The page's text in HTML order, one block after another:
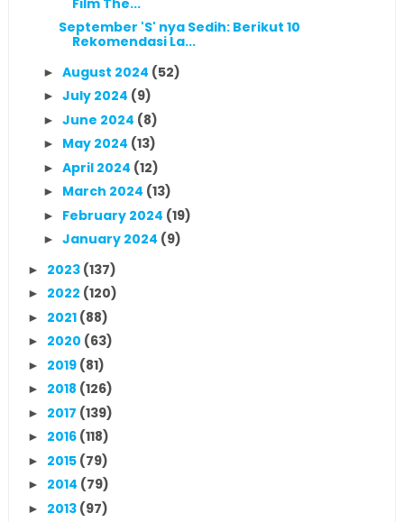
September 'S' nya Sedih: Berikut 10
Rekomendasi La...
► August 2024 (52)
► July 2024 (9)
► June 2024 (8)
► May 2024 (13)
► April 2024 (12)
► March 2024 (13)
► February 2024 (19)
► January 2024 (9)
► 2023 (137)
► 2022 (120)
► 2021 (88)
► 2020 (63)
► 2019 (81)
► 2018 (126)
► 2017 (139)
► 2016 (118)
► 2015 (79)
► 2014 (79)
► 2013 (97)